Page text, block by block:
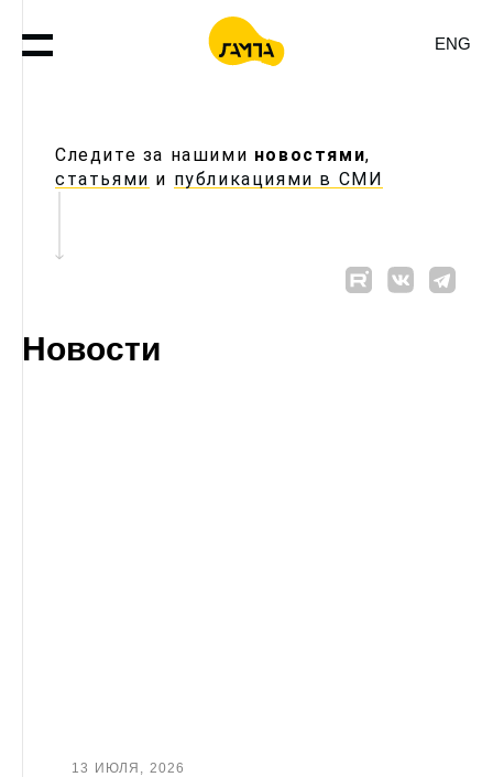
ENG
Следите за нашими новостями,
статьями и публикациями в СМИ
Новости
13 ИЮЛЯ, 2026